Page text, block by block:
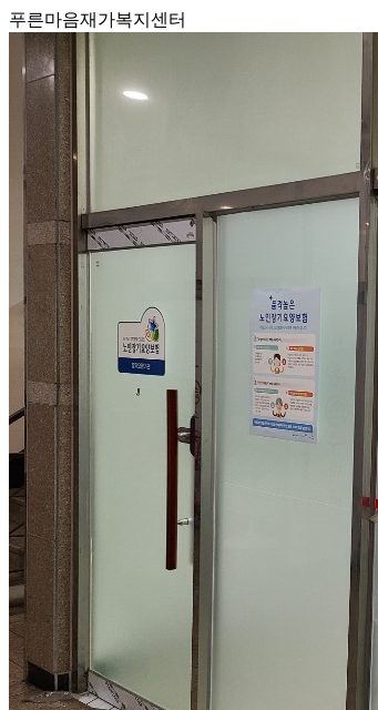
푸른마음재가복지센터